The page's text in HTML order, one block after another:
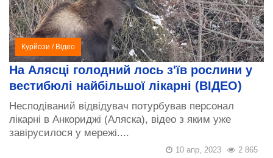
Курйози / Відео
На Алясці голодний лось з'їв рослини у
вестибюлі найбільшої лікарні (ВІДЕО)
Несподіваний відвідувач потурбував персонал
лікарні в Анкориджі (Аляска), відео з яким уже
завірусилося у мережі....
2 865
10 апр, 2023